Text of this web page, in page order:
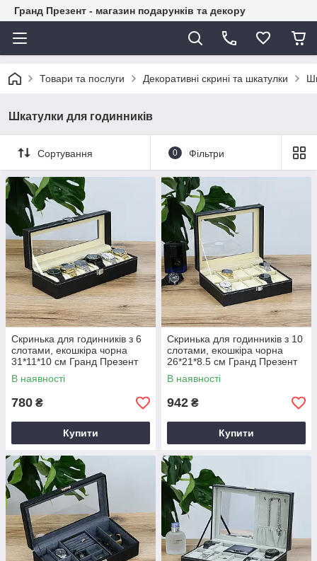
Гранд Презент - магазин подарунків та декору
Товари та послуги Декоративні скрині та шкатулки
Шкатулки для годинників
Сортування 0 Фільтри
Скринька для годинників з 6
слотами, екошкіра чорна
31*11*10 см Гранд Презент
JZ-027
В наявності
780 ₴
Купити
Скринька для годинників з 10
слотами, екошкіра чорна
26*21*8.5 см Гранд Презент
JZ-028
В наявності
942 ₴
Купити